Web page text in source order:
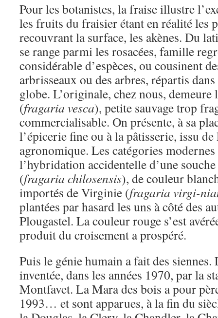
Pour les botanistes, la fraise illustre
les fruits du fraisier étant en réalité les
recouvrant la surface, les akènes. Du
se range parmi les rosacées, famille
considérable d’espèces, ou cousinent
arbrisseaux ou des arbres, répartis
globe. L’originale, chez nous, demeure
(fragaria vesca), petite sauvage trop
commercialisable. On présente, à sa
l’épicerie fine ou à la pâtisserie, issu de
agronomique. Les catégories
l’hybridation accidentelle d’une
(fragaria chilosensis), de couleur
importés de Virginie (fragaria virgi-
plantées par hasard les uns à côté des
Plougastel. La couleur rouge s’est
produit du croisement a prospéré.
Puis le génie humain a fait des
inventée, dans les années 1970, par la
Montfavet. La Mara des bois a pour
1993… et sont apparues, à la fin du